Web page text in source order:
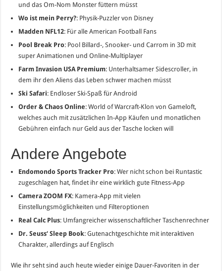
und das Om-Nom Monster füttern müsst
Wo ist mein Perry?: Physik-Puzzler von Disney
Madden NFL12: Für alle American Football Fans
Pool Break Pro: Pool Billard-, Snooker- und Carrom in 3D mit
super Animationen und Online-Multiplayer
Farm Invasion USA Premium: Unterhaltsamer Sidescroller, in
dem ihr den Aliens das Leben schwer machen müsst
Ski Safari: Endloser Ski-Spaß für Android
Order & Chaos Online: World of Warcraft-Klon von Gameloft,
welches auch mit zusätzlichen In-App Käufen und monatlichen
Gebühren einfach nur Geld aus der Tasche locken will
Andere Angebote
Endomondo Sports Tracker Pro: Wer nicht schon bei Runtastic
zugeschlagen hat, findet ihr eine wirklich gute Fitness-App
Camera ZOOM FX: Kamera-App mit vielen
Einstellungsmöglichkeiten und Filteroptionen
Real Calc Plus: Umfangreicher wissenschaftlicher Taschenrechner
Dr. Seuss‘ Sleep Book: Gutenachtgeschichte mit interaktiven
Charakter, allerdings auf Englisch
Wie ihr seht sind auch heute wieder einige Dauer-Favoriten in der